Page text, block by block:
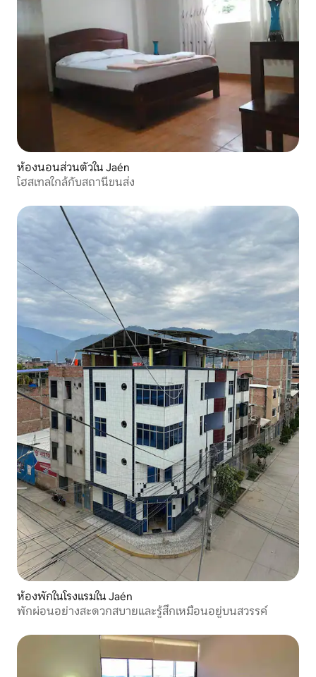
ห้องนอนส่วนตัวใน Jaén
โฮสเทลใกล้กับสถานีขนส่ง
ห้องพักในโรงแรมใน Jaén
พักผ่อนอย่างสะดวกสบายและรู้สึกเหมือนอยู่บนสวรรค์